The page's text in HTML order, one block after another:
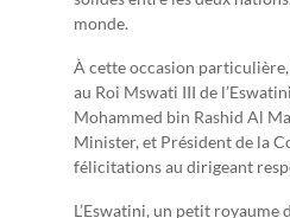
monde.
À cette occasion particulière,
au Roi Mswati III de
Mohammed bin Rashid Al
Minister, et Président de la
félicitations au dirigeant
L’Eswatini, un petit